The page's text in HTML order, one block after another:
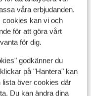
våra erbjudanden.
cookies kan vi och
för att göra vårt
för dig.
godkänner du
på "Hantera" kan
över cookies där
Du kan ändra dina